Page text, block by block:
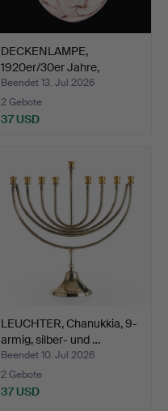
DECKENLAMPE,
1920er/30er Jahre,
Glaskuppel…
Beendet 13. Jul 2026
2 Gebote
37 USD
LEUCHTER, Chanukkia, 9-
armig, silber- und …
Beendet 10. Jul 2026
2 Gebote
37 USD